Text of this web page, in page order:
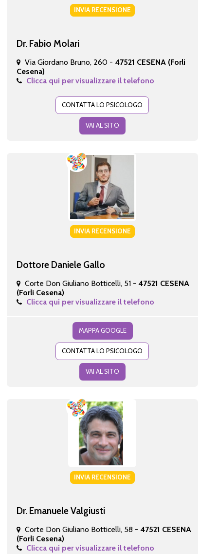
INVIA RECENSIONE
Dr. Fabio Molari
Via Giordano Bruno, 260 - 47521 CESENA (Forli
Cesena)
Clicca qui per visualizzare il telefono
CONTATTA LO PSICOLOGO
VAI AL SITO
INVIA RECENSIONE
Dottore Daniele Gallo
Corte Don Giuliano Botticelli, 51 - 47521 CESENA
(Forli Cesena)
Clicca qui per visualizzare il telefono
MAPPA GOOGLE
CONTATTA LO PSICOLOGO
VAI AL SITO
INVIA RECENSIONE
Dr. Emanuele Valgiusti
Corte Don Giuliano Botticelli, 58 - 47521 CESENA
(Forli Cesena)
Clicca qui per visualizzare il telefono